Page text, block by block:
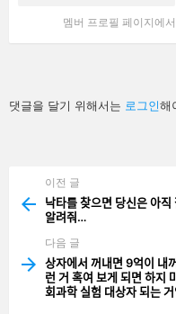
멤버 프로필 페이지에
답
글
댓글을 달기 위해서는 로그인해
more
이전 글
낙타를 찾으면 당신은
알려줘…
다음 글
상자에서 꺼내면 9억이
런 거 혹여 보게 되면 하지
회과학 실험 대상자 되는